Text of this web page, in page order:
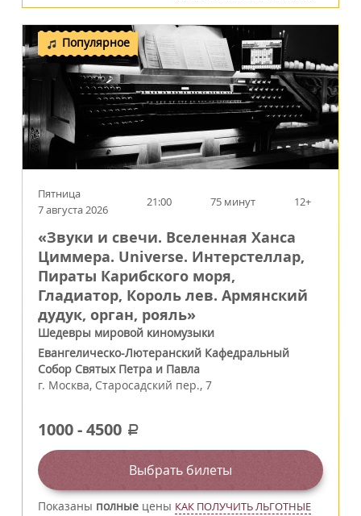
Популярное
Пятница
7 августа 2026
21:00 75 минут 12+
«Звуки и свечи. Вселенная Ханса
Циммера. Universe. Интерстеллар,
Пираты Карибского моря,
Гладиатор, Король лев. Армянский
дудук, орган, рояль»
Шедевры мировой киномузыки
Евангелическо-Лютеранский Кафедральный
Собор Святых Петра и Павла
г. Москва, Старосадский пер., 7
1000-4500 a
Выбрать билеты
Показаны полные цены КАК ПОЛУЧИТЬ ЛЬГОТНЫЕ